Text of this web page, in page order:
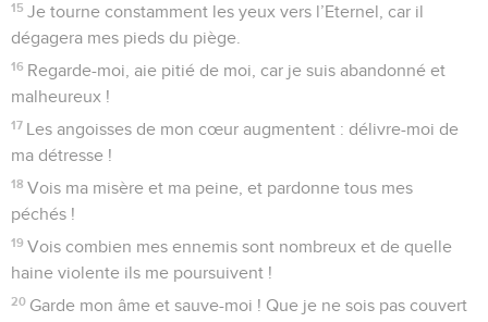
15 Je tourne constamment les yeux vers l’Eternel, car il
dégagera mes pieds du piège.
16 Regarde-moi, aie pitié de moi, car je suis abandonné et
malheureux !
17
Les angoisses de mon cœur augmentent : délivre-moi de
ma détresse !
18 Vois ma misère et ma peine, et pardonne tous mes
péchés !
19 Vois combien mes ennemis sont nombreux et de quelle
haine violente ils me poursuivent !
20 Garde mon âme et sauve-moi ! Que je ne sois pas couvert